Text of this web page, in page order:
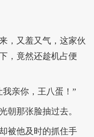
，又羞又气，这家伙
，竟然还趁机占便
亲你，王八蛋！”
朝那张脸抽过去。
被他及时的抓住手